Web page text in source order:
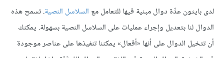
لدى بايثون عدِّة دوال مبنية فيها للتعامل مع السلاسل النصية. تسمح هذه
الدوال لنا بتعديل وإجراء عمليات على السلاسل النصية بسهولة. يمكنك
أن تتخيل الدوال على أنها «أفعال» يمكننا تنفيذها على عناصر موجودة